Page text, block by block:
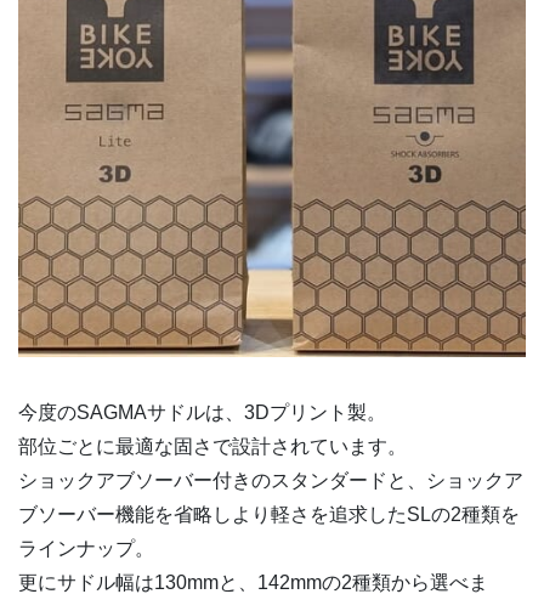
今度のSAGMAサドルは、3Dプリント製。
部位ごとに最適な固さで設計されています。
ショックアブソーバー付きのスタンダードと、ショックア
ブソーバー機能を省略しより軽さを追求したSLの2種類を
ラインナップ。
更にサドル幅は130mmと、142mmの2種類から選べま